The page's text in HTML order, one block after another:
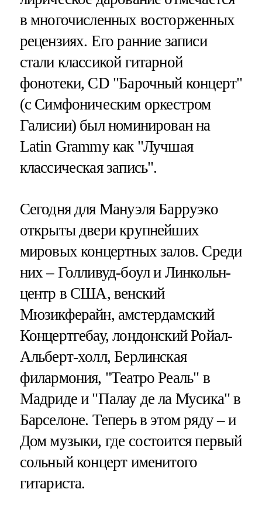
в многочисленных восторженных
рецензиях. Его ранние записи
стали классикой гитарной
фонотеки, CD "Барочный концерт"
(с Симфоническим оркестром
Галисии) был номинирован на
Latin Grammy как "Лучшая
классическая запись".
Сегодня для Мануэля Барруэко
открыты двери крупнейших
мировых концертных залов. Среди
них – Голливуд-боул и Линкольн-
центр в США, венский
Мюзикферайн, амстердамский
Концертгебау, лондонский Ройал-
Альберт-холл, Берлинская
филармония, "Театро Реаль" в
Мадриде и "Палау де ла Мусика" в
Барселоне. Теперь в этом ряду – и
Дом музыки, где состоится первый
сольный концерт именитого
гитариста.